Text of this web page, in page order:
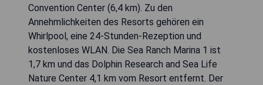
Convention Center (6,4 km). Zu den
Annehmlichkeiten des Resorts gehören ein
Whirlpool, eine 24-Stunden-Rezeption und
kostenloses WLAN. Die Sea Ranch Marina 1 ist
1,7 km und das Dolphin Research and Sea Life
Nature Center 4,1 km vom Resort entfernt. Der